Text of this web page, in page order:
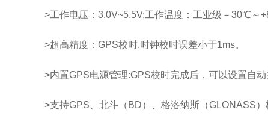
>工作电压：3.0V~5.5V;工作温度：工业级－30℃～
>超高精度：GPS校时,时钟校时误差小于1ms。
>内置GPS电源管理:GPS校时完成后，可以设置自动
>支持GPS、北斗（BD）、格洛纳斯（GLONASS）